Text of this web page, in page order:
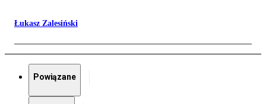
Łukasz Zalesiński
Powiązane